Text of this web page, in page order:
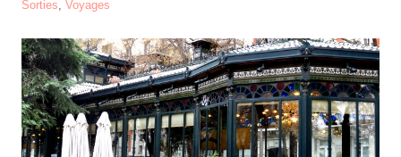
Sorties, Voyages